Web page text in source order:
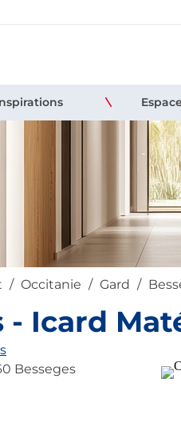
Occitanie Gard
- Icard
Besseges